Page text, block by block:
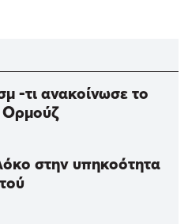
-τι ανακοίνωσε το
Ορμούζ
στην υπηκοότητα